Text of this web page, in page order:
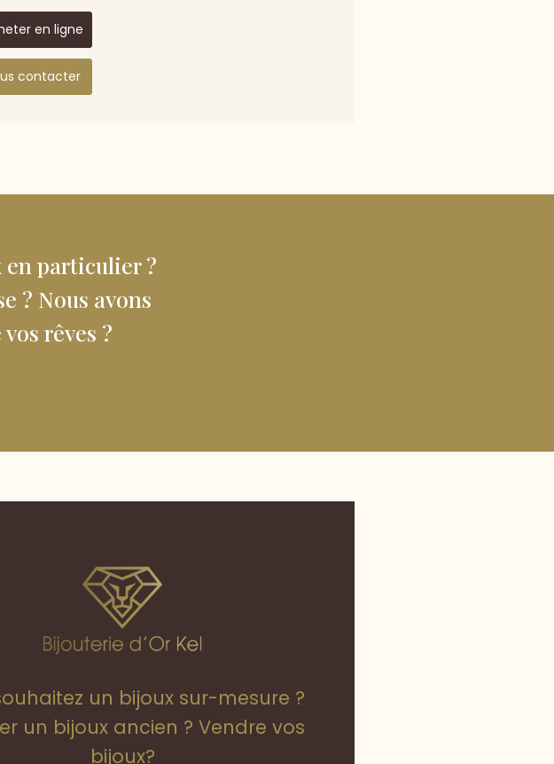
en ligne
contacter
en particulier ?
? Nous avons
rêves ?
un bijoux sur-mesure ?
un bijoux ancien ? Vendre vos
bijoux?